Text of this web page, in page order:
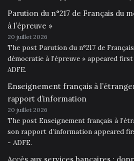
Parution du n°217 de Français du
à l’épreuve »
20 juillet 2026
The post Parution du n°217 de
démocratie à l’épreuve » appeared
ADFE.
Enseignement français à
rapport d’information
20 juillet 2026
The post Enseignement français à
son rapport d’information appeared
- ADFE.